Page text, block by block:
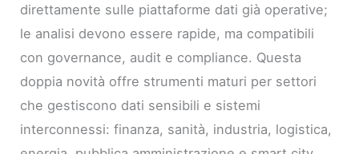
direttamente sulle piattaforme dati già operative;
le analisi devono essere rapide, ma compatibili
con governance, audit e compliance. Questa
doppia novità offre strumenti maturi per settori
che gestiscono dati sensibili e sistemi
interconnessi: finanza, sanità, industria, logistica,